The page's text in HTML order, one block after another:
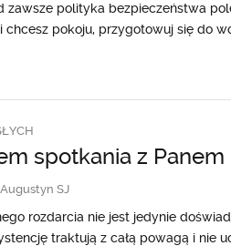
zawsze polityka bezpieczeństwa
chcesz pokoju, przygotowuj się do
spotkania z Panem
SJ
rozdarcia nie jest jedynie
traktują z całą powagą i nie